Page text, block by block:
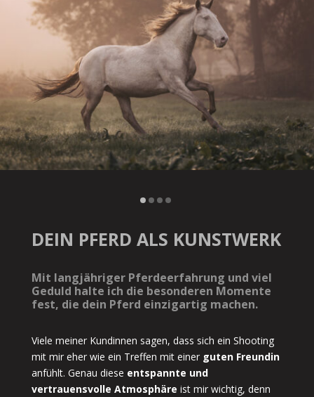
DEIN PFERD ALS KUNSTWERK
Mit langjähriger Pferdeerfahrung und viel
Geduld halte ich die besonderen Momente
fest, die dein Pferd einzigartig machen.
Viele meiner Kundinnen sagen, dass sich ein Shooting
mit mir eher wie ein Treffen mit einer guten Freundin
anfühlt. Genau diese entspannte und
vertrauensvolle Atmosphäre ist mir wichtig, denn